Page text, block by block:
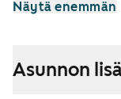
työtaso
Näytä enemmän
Asunnon